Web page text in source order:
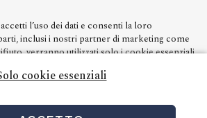
l’uso dei dati e consenti la loro
inclusi i nostri partner di marketing come
verranno utilizzati solo i cookie essenziali
cookie essenziali